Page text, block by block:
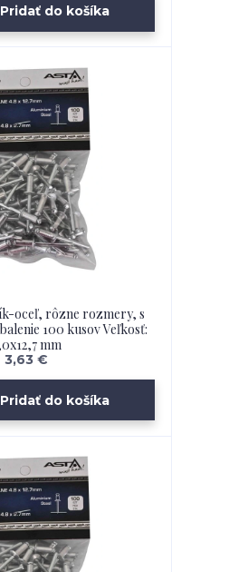
Pridať do košíka
oceľ, rôzne rozmery, s
100 kusov Veľkosť:
mm
3,63 €
Pridať do košíka